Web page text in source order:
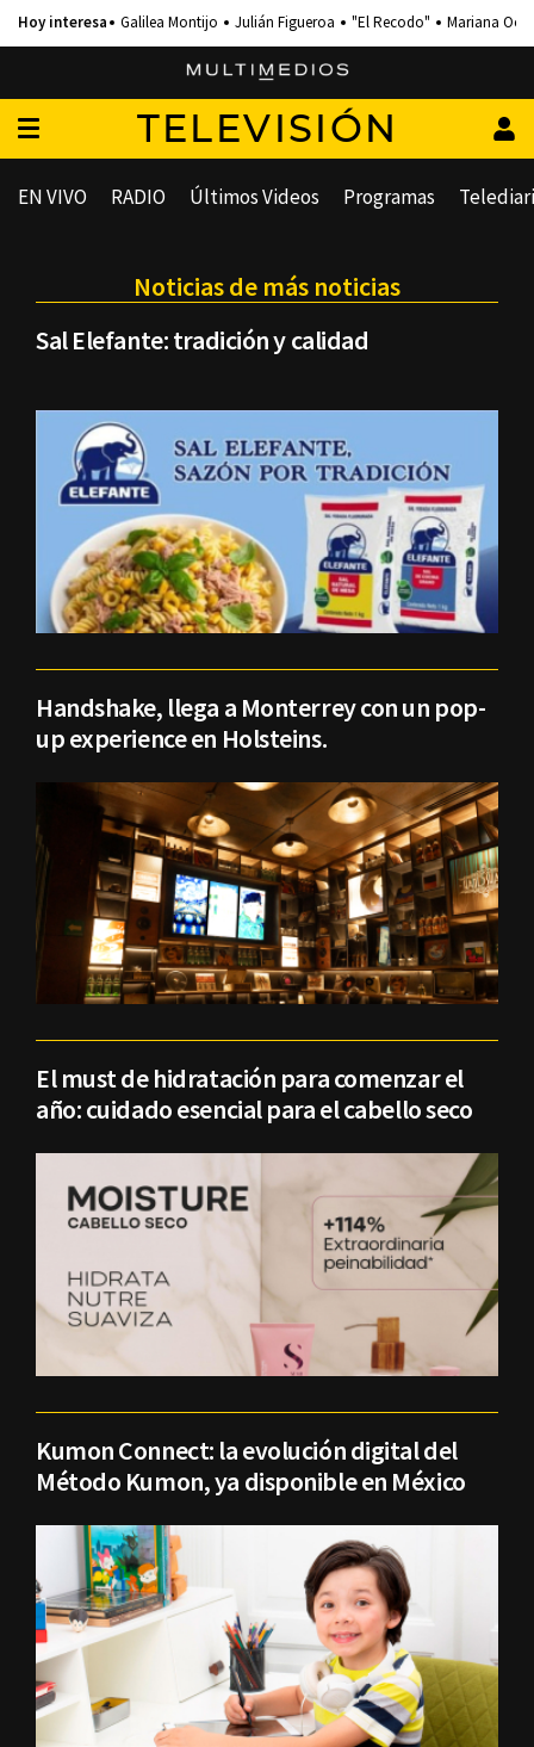
Galilea Montijo Julián Figueroa "El Recodo" Mariana
TELEVISIÓN
EN VIVO RADIO Últimos Videos Programas
Noticias de más noticias
Sal Elefante: tradición y calidad
Handshake, llega a Monterrey con un pop-
up experience en Holsteins.
El must de hidratación para comenzar el
año: cuidado esencial para el cabello seco
Kumon Connect: la evolución digital del
Método Kumon, ya disponible en México